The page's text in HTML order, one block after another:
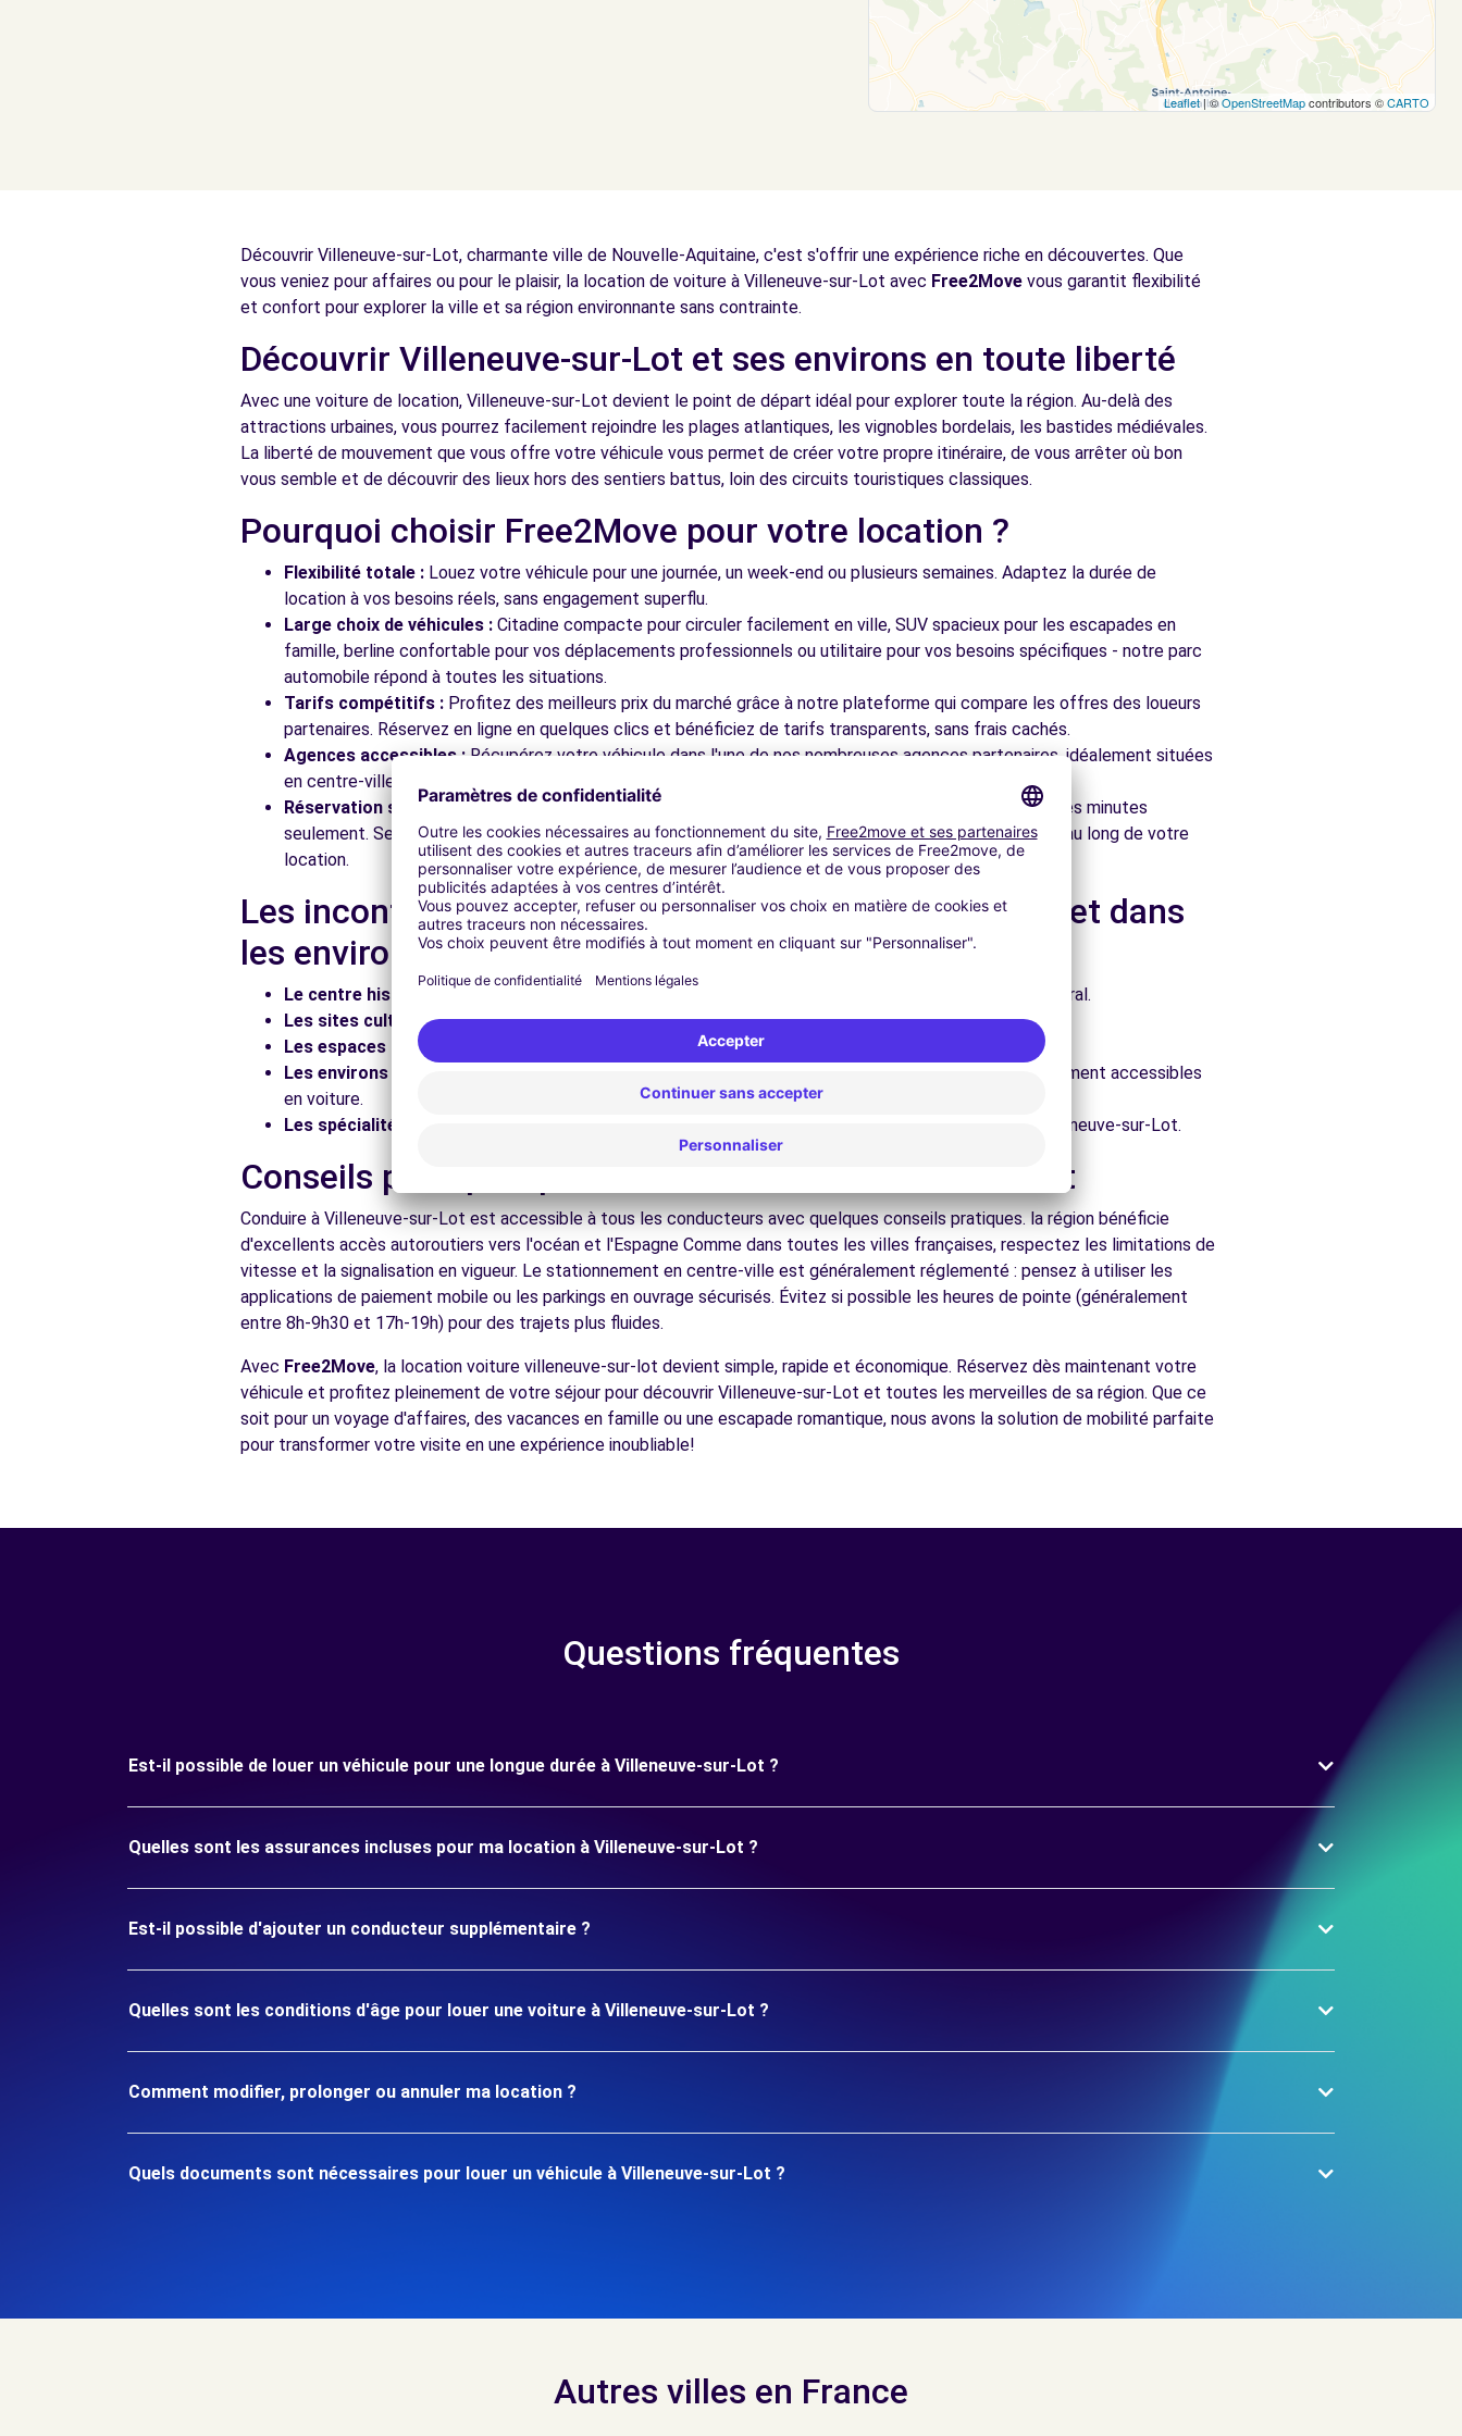
Leaflet| ©OpenStreetMapcontributors ©CARTO
Découvrir Villeneuve-sur-Lot, charmante ville de Nouvelle-Aquitaine, c'est s'offrir une expérience riche en découvertes. Que
vous veniez pour affaires ou pour le plaisir, la location de voiture à Villeneuve-sur-Lot avec Free2Move vous garantit flexibilité
et confort pour explorer la ville et sa région environnante sans contrainte.
Découvrir Villeneuve-sur-Lot et ses environs en toute liberté
Avec une voiture de location, Villeneuve-sur-Lot devient le point de départ idéal pour explorer toute la région. Au-delà des
attractions urbaines, vous pourrez facilement rejoindre les plages atlantiques, les vignobles bordelais, les bastides médiévales.
La liberté de mouvement que vous offre votre véhicule vous permet de créer votre propre itinéraire, de vous arrêter où bon
vous semble et de découvrir des lieux hors des sentiers battus, loin des circuits touristiques classiques.
Pourquoi choisir Free2Move pour votre location ?
Flexibilité totale : Louez votre véhicule pour une journée, un week-end ou plusieurs semaines. Adaptez la durée de
location à vos besoins réels, sans engagement superflu.
Large choix de véhicules : Citadine compacte pour circuler facilement en ville, SUV spacieux pour les escapades en
famille, berline confortable pour vos déplacements professionnels ou utilitaire pour vos besoins spécifiques - notre parc
automobile répond à toutes les situations.
Tarifs compétitifs : Profitez des meilleurs prix du marché grâce à notre plateforme qui compare les offres des loueurs
partenaires. Réservez en ligne en quelques clics et bénéficiez de tarifs transparents, sans frais cachés.
Agences accessibles : Récupérez votre véhicule dans l'une de nos nombreuses agences partenaires, idéalement situées
en centre-ville, en gare ou près des aéroports pour faciliter le démarrage de votre séjour.
Réservation simplifiée :Notre plateforme intuitive vous permet de réserver votre véhicule en quelques minutes
seulement. Service client disponible pour répondre à toutes vos questions et vous accompagner tout au long de votre
location.
Les incontournables à découvrir à Villeneuve-sur-Lot et dans
les environs
Le centre historique :
Flânez dans les ruelles du cœur de ville et découvrez son patrimoine architectural.
Les sites culturels :Visitez les musées et monuments qui font la richesse de Villeneuve-sur-Lot.
Les espaces naturels :
Profitez des parcs et jardins pour une pause détente en pleine nature.
Les environs :
Explorez les plages atlantiques, les vignobles bordelais, les bastides médiévales, facilement accessibles
en voiture.
Les spécialités locales :
Découvrez la gastronomie régionale dans les restaurants et marchés de Villeneuve-sur-Lot.
Conseils pratiques pour conduire à Villeneuve-sur-Lot
Conduire à Villeneuve-sur-Lot est accessible à tous les conducteurs avec quelques conseils pratiques. la région bénéficie
d'excellents accès autoroutiers vers l'océan et l'Espagne Comme dans toutes les villes françaises, respectez les limitations de
vitesse et la signalisation en vigueur. Le stationnement en centre-ville est généralement réglementé : pensez à utiliser les
applications de paiement mobile ou les parkings en ouvrage sécurisés. Évitez si possible les heures de pointe (généralement
entre 8h-9h30 et 17h-19h) pour des trajets plus fluides.
Avec Free2Move, la location voiture villeneuve-sur-lot devient simple, rapide et économique. Réservez dès maintenant votre
véhicule et profitez pleinement de votre séjour pour découvrir Villeneuve-sur-Lot et toutes les merveilles de sa région. Que ce
soit pour un voyage d'affaires, des vacances en famille ou une escapade romantique, nous avons la solution de mobilité parfaite
pour transformer votre visite en une expérience inoubliable!
Questions fréquentes
Est-il possible de louer un véhicule pour une longue durée à Villeneuve-sur-Lot ?
Quelles sont les assurances incluses pour ma location à Villeneuve-sur-Lot ?
Est-il possible d'ajouter un conducteur supplémentaire ?
Quelles sont les conditions d'âge pour louer une voiture à Villeneuve-sur-Lot ?
Comment modifier, prolonger ou annuler ma location ?
Quels documents sont nécessaires pour louer un véhicule à Villeneuve-sur-Lot ?
Autres villes en France